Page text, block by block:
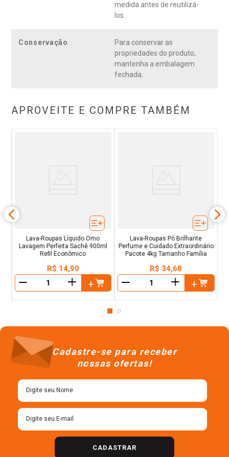
medida antes de reutilizá-
los.
Conservação
Para conservar as
propriedades do produto,
mantenha a embalagem
fechada.
APROVEITE E COMPRE TAMBÉM
Lava-Roupas Líquido Omo
Lavagem Perfeita Sachê 900ml
Refil Econômico
R$ 14,90
＋
Lava-Roupas Pó Brilhante
Perfume e Cuidado Extraordinário
Pacote 4kg Tamanho Família
R$ 34,68
＋
Cadastre-se para receber
nossas ofertas!
CADASTRAR